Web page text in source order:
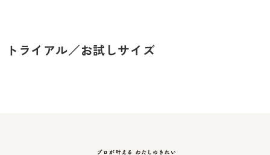
トライアル／お試しサイズ